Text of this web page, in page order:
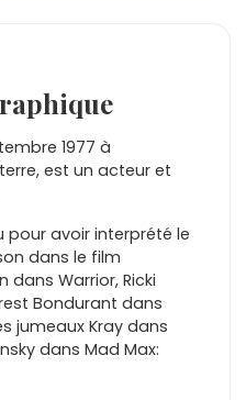
1977 à
est un acteur et
avoir interprété le
dans le film
dans Warrior, Ricki
Bondurant dans
jumeaux Kray dans
dans Mad Max: